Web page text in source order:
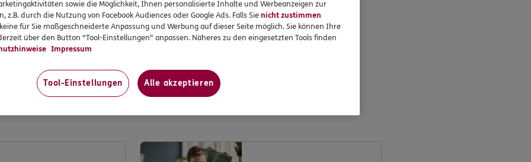
iTunes App Store (iOS) oder Google Play Store (Android) herunter!
könnte Sie auch interessieren:
sowie die Möglichkeit, Ihnen personalisierte Inhalte und Werbeanzeigen zur
z.B. durch die Nutzung von Facebook Audiences oder Google Ads. Falls Sienicht zustimmen
für Sie maßgeschneiderte Anpassung und Werbung auf dieser Seite möglich. Sie können Ihre
über den Button "Tool-Einstellungen" anpassen. Näheres zu den eingesetzten Tools finden
Impressum
Tool-Einstellungen Alle akzeptieren